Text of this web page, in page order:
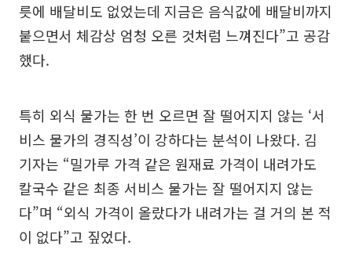
릇에 배달비도 없었는데 지금은 음식값에 배달비까지
붙으면서 체감상 엄청 오른 것처럼 느껴진다”고 공감
했다.
특히 외식 물가는 한 번 오르면 잘 떨어지지 않는 ‘서
비스 물가의 경직성’이 강하다는 분석이 나왔다. 김
기자는 “밀가루 가격 같은 원재료 가격이 내려가도
칼국수 같은 최종 서비스 물가는 잘 떨어지지 않는
다”며 “외식 가격이 올랐다가 내려가는 걸 거의 본 적
이 없다”고 짚었다.